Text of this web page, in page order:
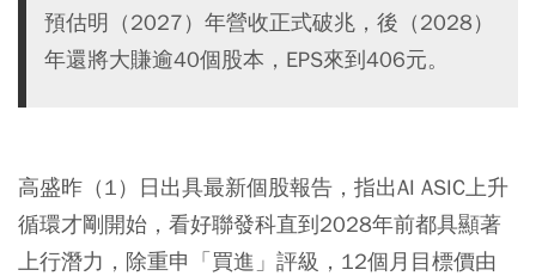
預估明（2027）年營收正式破兆，後（2028）
年還將大賺逾40個股本，EPS來到406元。
高盛昨（1）日出具最新個股報告，指出AI ASIC上升
循環才剛開始，看好聯發科直到2028年前都具顯著
上行潛力，除重申「買進」評級，12個月目標價由